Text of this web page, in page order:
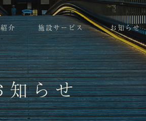
介 施設サービス お知らせ
知らせ